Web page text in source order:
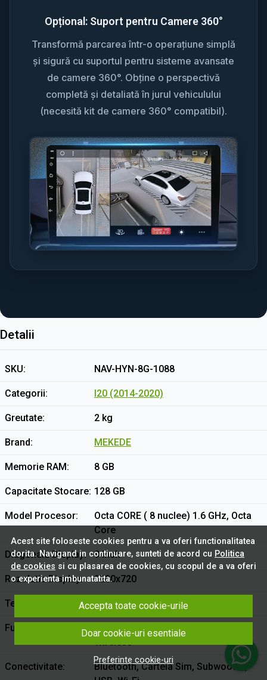
Opțional: Suport pentru Camere 360°
Transformă parcarea într-o operațiune simplă
și sigură cu suportul pentru sisteme avansate
de camere 360°. Obține o perspectivă
completă și detaliată în jurul vehiculului
(necesită kit de camere 360° compatibil).
Detalii
SKU NAV-HYN-8G-1088
Categorii I20 (2014-2020)
Greutate 2 kg
Brand MEKEDE
Memorie RAM 8 GB
Capacitate Stocare 128 GB
Model Procesor
Octa CORE ( 8 nuclee) 1.6 GHz, Octa
Core
Diagonala Display 9 Inch
Rezolutie Display 1280x720
Tehnologie Display QLED
Functii
Android Auto Wireless, Carplay
Conectivitate
Bluetooth, Cartela Sim, Subwoofer,
Acest site foloseste cookies pentru a va oferi functionalitatea
dorita. Navigand in continuare, sunteti de acord cu Politica
de cookies si cu plasarea de cookies, cu scopul de a va oferi
o experienta imbunatatita.
Accepta toate cookie-urile
Doar cookie-uri esentiale
Preferinte cookie-uri